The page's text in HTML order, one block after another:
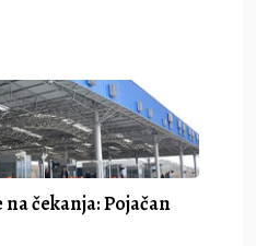
čekanja: Pojačan